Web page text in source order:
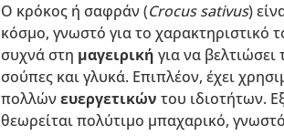
Ο κρόκος ή σαφράν (Crocus sativus)
κόσμο, γνωστό για το χαρακτηριστικό
συχνά στη μαγειρική για να
σούπες και γλυκά. Επιπλέον, έχει
πολλώνευεργετικών του ιδιοτήτων.
θεωρείται πολύτιμο μπαχαρικό,